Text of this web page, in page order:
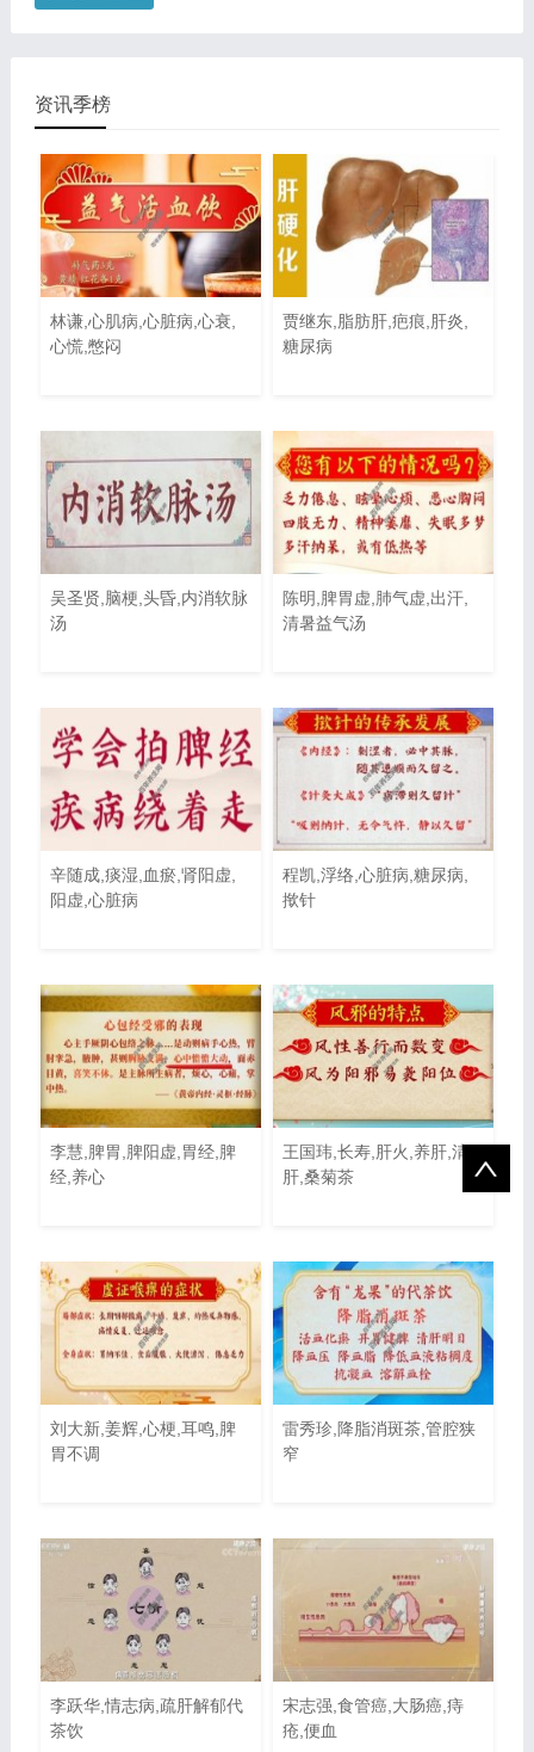
资讯季榜
林谦,心肌病,心脏病,心衰,
心慌,憋闷
贾继东,脂肪肝,疤痕,肝炎,
糖尿病
吴圣贤,脑梗,头昏,内消软脉
汤
陈明,脾胃虚,肺气虚,出汗,
清暑益气汤
辛随成,痰湿,血瘀,肾阳虚,
阳虚,心脏病
程凯,浮络,心脏病,糖尿病,
揿针
李慧,脾胃,脾阳虚,胃经,脾
经,养心
王国玮,长寿,肝火,养肝,清
肝,桑菊茶
刘大新,姜辉,心梗,耳鸣,脾
胃不调
雷秀珍,降脂消斑茶,管腔狭
窄
李跃华,情志病,疏肝解郁代
茶饮
宋志强,食管癌,大肠癌,痔
疮,便血